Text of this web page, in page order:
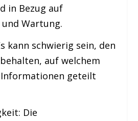
in Bezug auf
Wartung.
kann schwierig sein, den
auf welchem
Informationen geteilt
Die